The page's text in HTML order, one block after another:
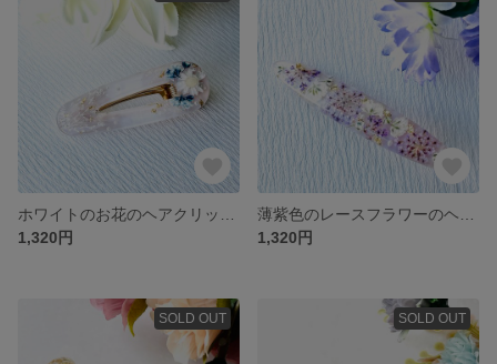
1,320円
1,320円
SOLD OUT SOLD OUT